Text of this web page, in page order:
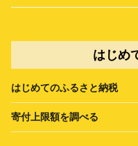
はじめ
はじめてのふるさと納税
寄付上限額を調べる